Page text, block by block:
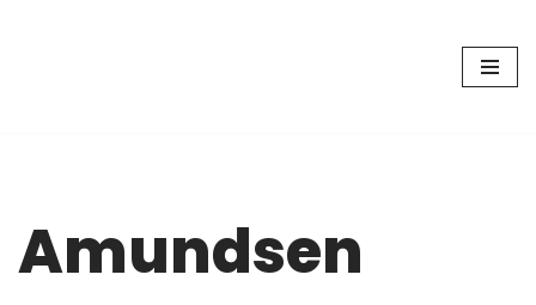
Amundsen